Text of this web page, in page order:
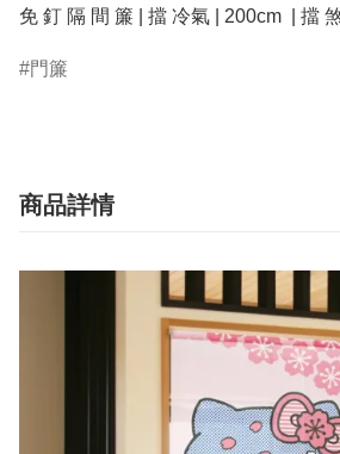
免 釘 隔 間 簾 | 擋 冷氣 | 200cm  | 擋
門簾
商品詳情